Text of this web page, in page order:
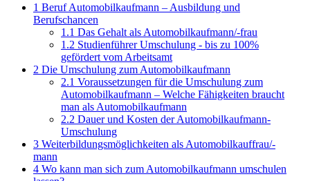
1 Beruf Automobilkaufmann – Ausbildung und
Berufschancen
1.1 Das Gehalt als Automobilkaufmann/-frau
1.2 Studienführer Umschulung - bis zu 100%
gefördert vom Arbeitsamt
2 Die Umschulung zum Automobilkaufmann
2.1 Voraussetzungen für die Umschulung zum
Automobilkaufmann – Welche Fähigkeiten braucht
man als Automobilkaufmann
2.2 Dauer und Kosten der Automobilkaufmann-
Umschulung
3 Weiterbildungsmöglichkeiten als Automobilkauffrau/-
mann
4 Wo kann man sich zum Automobilkaufmann umschulen